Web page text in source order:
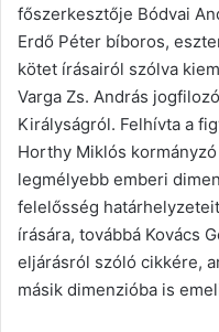
főszerkesztője Bódvai
Erdő Péter bíboros,
kötet írásairól szólva
Varga Zs. András
Királyságról. Felhívta a
Horthy Miklós
legmélyebb emberi
felelősség
írására, továbbá Kovács
eljárásról szóló cikkére,
másik dimenzióba is